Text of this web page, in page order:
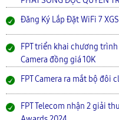
Đăng Ký Lắp Đặt WiFi 7
FPT triển khai chương
Camera đồng giá 10K
FPT Camera ra mắt bộ đôi
FPT Telecom nhận 2 giải